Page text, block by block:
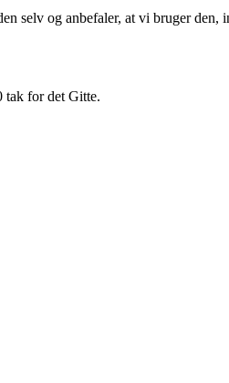
selv og anbefaler, at vi bruger
tak for det Gitte.